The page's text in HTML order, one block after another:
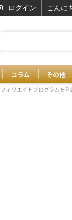
コラム その他
ィリエイトプログラムを利
ログイン こんに